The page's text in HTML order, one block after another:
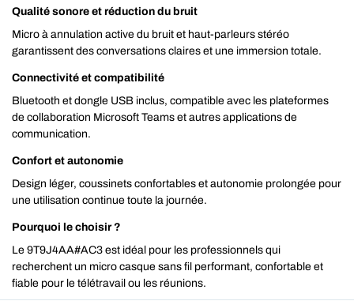
Qualité sonore et réduction du bruit
Micro à annulation active du bruit et haut-parleurs stéréo
garantissent des conversations claires et une immersion totale.
Connectivité et compatibilité
Bluetooth et dongle USB inclus, compatible avec les plateformes
de collaboration Microsoft Teams et autres applications de
communication.
Confort et autonomie
Design léger, coussinets confortables et autonomie prolongée pour
une utilisation continue toute la journée.
Pourquoi le choisir ?
Le 9T9J4AA#AC3 est idéal pour les professionnels qui
recherchent un micro casque sans fil performant, confortable et
fiable pour le télétravail ou les réunions.